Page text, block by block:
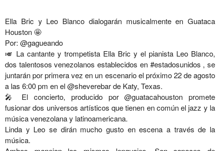
Ella Bric y Leo Blanco dialogarán musicalmente en Guataca
Houston 🤩
Por: @gagueando
🎺 La cantante y trompetista Ella Bric y el pianista Leo Blanco,
dos talentosos venezolanos establecidos en #estadosunidos , se
juntarán por primera vez en un escenario el próximo 22 de agosto
a las 6:00 pm en el @sheverebar de Katy, Texas.
🎤 El concierto, producido por @guatacahouston promete
fusionar dos universos artísticos que tienen en común el jazz y la
música venezolana y latinoamericana.
Linda y Leo se dirán mucho gusto en escena a través de la
música.